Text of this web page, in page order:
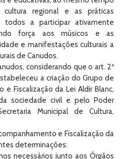
regional e as práticas
todos a participar ativamente
força aos músicos e as
e manifestações culturais a
de Canudos.
considerando que o art. 2º
a criação do Grupo de
e Fiscalização da Lei Aldir Blanc,
sociedade civil e pelo Poder
Municipal de Cultura,
e Fiscalização da
determinações:
necessários junto aos Órgãos